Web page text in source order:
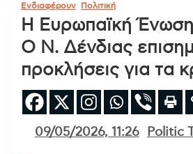
Ενδιαφέρουν Πολιτική
Η Ευρωπαϊκή
Ο Ν. Δένδιας
προκλήσεις για τα
09/05/2026, 11:26 Politic